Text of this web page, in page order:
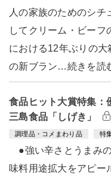
人の家族のためのシチ
してクリーム・ビーフ
における12年ぶりの大
の新ブラン…続きを読
食品ヒット大賞特集：
三島食品「しげき」
調理品・コメまわり品 特
●強い辛さとうまみ
味料用途拡大をアピ